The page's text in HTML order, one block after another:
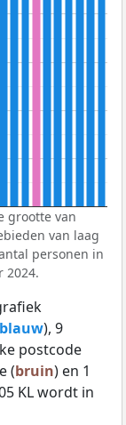
grootte van
van laag
personen in
2024.
blauw), 9
postcode
(bruin) en 1
KL wordt in